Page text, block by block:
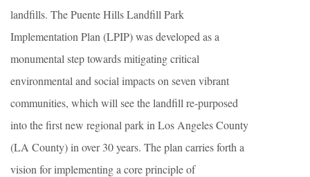
landfills. The Puente Hills Landfill Park
Implementation Plan (LPIP) was developed as a
monumental step towards mitigating critical
environmental and social impacts on seven vibrant
communities, which will see the landfill re-purposed
into the first new regional park in Los Angeles County
(LA County) in over 30 years. The plan carries forth a
vision for implementing a core principle of